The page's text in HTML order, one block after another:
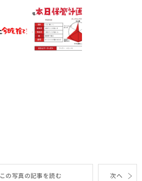
この写真の記事を読む 次へ